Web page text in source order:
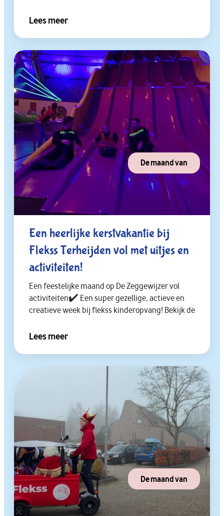
Lees meer
De maand van
Een heerlijke kerstvakantie bij
Flekss Terheijden vol met uitjes en
activiteiten!
Een feestelijke maand op De Zeggewijzer vol
activiteiten✔️ Een super gezellige, actieve en
creatieve week bij flekss kinderopvang! Bekijk de
Lees meer
De maand van